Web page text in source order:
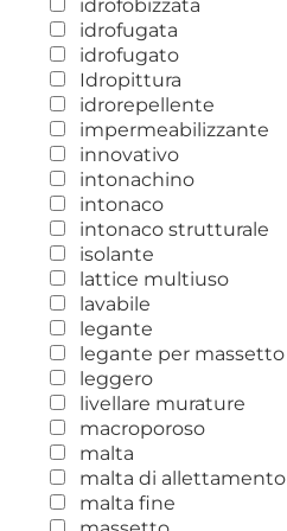
idrofobizzata
idrofugata
idrofugato
Idropittura
idrorepellente
impermeabilizzante
innovativo
intonachino
intonaco
intonaco strutturale
isolante
lattice multiuso
lavabile
legante
legante per massetto
leggero
livellare murature
macroporoso
malta
malta di allettamento
malta fine